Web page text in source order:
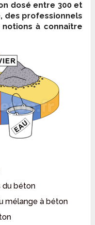
dosé entre 300 et
des professionnels
à connaître
du béton
mélange à béton